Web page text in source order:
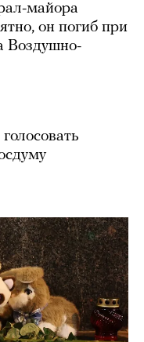
майора
он погиб при
Воздушно-